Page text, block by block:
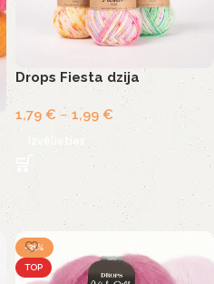
Drops Fiesta dzija
1,79€ – 1,99 €
-31%
TOP